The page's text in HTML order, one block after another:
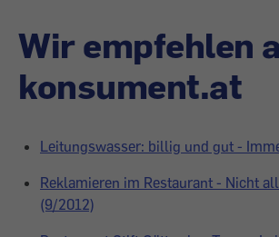
Wir empfehlen
konsument.at
Leitungswasser: billig und gut -
Reklamieren im Restaurant - Nicht
(9/2012)